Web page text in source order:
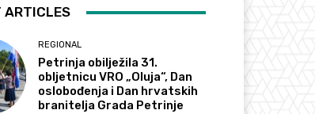
ARTICLES
REGIONAL
Petrinja obilježila 31.
obljetnicu VRO „Oluja“, Dan
oslobođenja i Dan hrvatskih
branitelja Grada Petrinje